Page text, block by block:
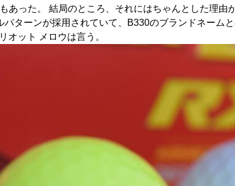
った。 結局のところ、それにはちゃんとした理由
ターンが採用されていて、B330のブランドネーム
オット メロウは言う。